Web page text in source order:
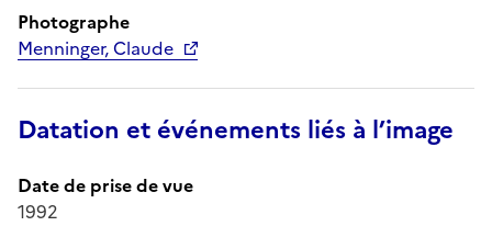
Photographe
Menninger, Claude
Datation et événements liés à l’image
Date de prise de vue
1992